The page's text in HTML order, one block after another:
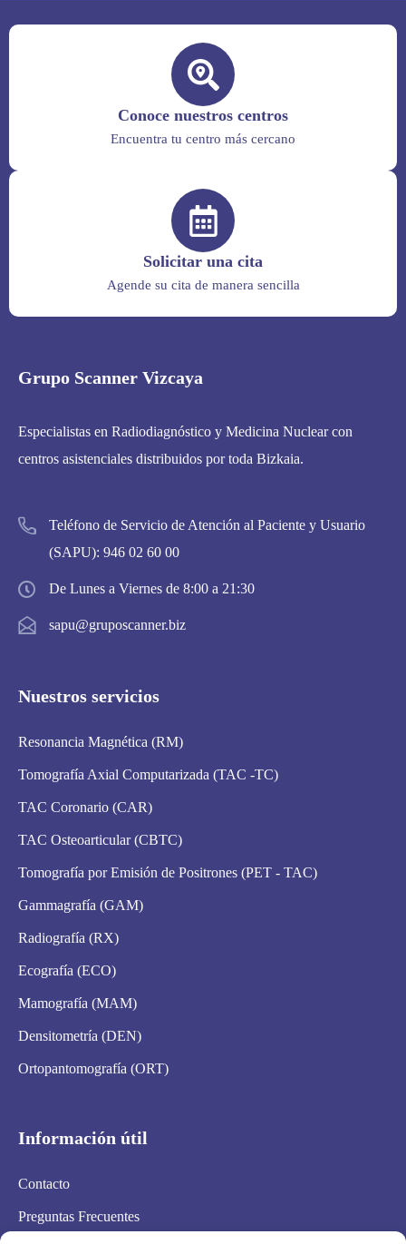
Conoce nuestros centros
Encuentra tu centro más cercano
Solicitar una cita
Agende su cita de manera sencilla
Grupo Scanner Vizcaya
Especialistas en Radiodiagnóstico y Medicina Nuclear con
centros asistenciales distribuidos por toda Bizkaia.
Teléfono de Servicio de Atención al Paciente y Usuario
(SAPU): 946 02 60 00
De Lunes a Viernes de 8:00 a 21:30
sapu@gruposcanner.biz
Nuestros servicios
Resonancia Magnética (RM)
Tomografía Axial Computarizada (TAC -TC)
TAC Coronario (CAR)
TAC Osteoarticular (CBTC)
Tomografía por Emisión de Positrones (PET - TAC)
Gammagrafía (GAM)
Radiografía (RX)
Ecografía (ECO)
Mamografía (MAM)
Densitometría (DEN)
Ortopantomografía (ORT)
Información útil
Contacto
Preguntas Frecuentes